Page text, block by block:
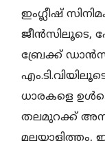
ഇംഗ്ലീഷ്
ജീൻസിലൂടെ,
ബ്രേക്ക്
ധാരകളെ
തലമുറക്ക്